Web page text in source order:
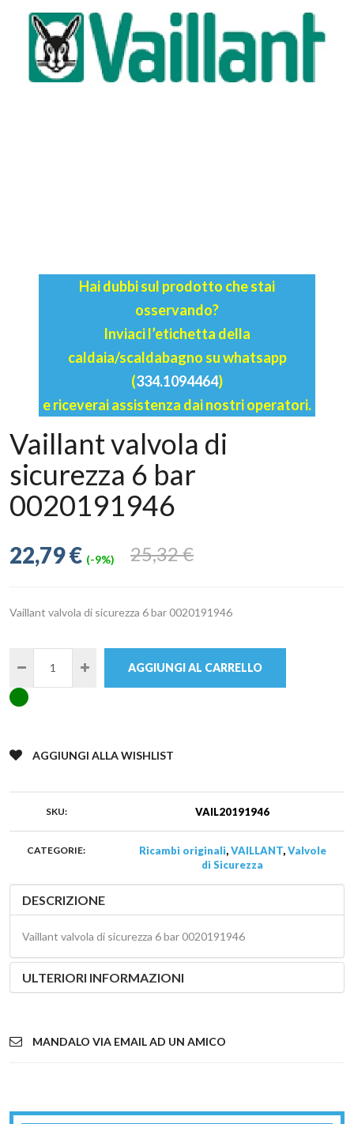
Hai dubbi sul prodotto che stai
osservando?
Inviaci l’etichetta della
caldaia/scaldabagno su whatsapp
(334.1094464)
e riceverai assistenza dai nostri operatori.
Vaillant valvola di
sicurezza 6 bar
0020191946
25,32 €
22,79 € (-9%)
Vaillant valvola di sicurezza 6 bar 0020191946
AGGIUNGI AL CARRELLO
AGGIUNGI ALLA WISHLIST
SKU: VAIL20191946
CATEGORIE: Ricambi originali, VAILLANT, Valvole
di Sicurezza
DESCRIZIONE
Vaillant valvola di sicurezza 6 bar 0020191946
ULTERIORI INFORMAZIONI
MANDALO VIA EMAIL AD UN AMICO